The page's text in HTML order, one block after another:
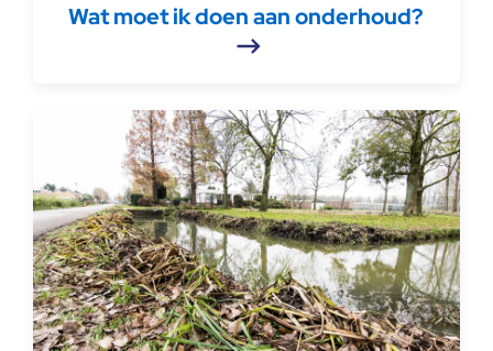
Wat moet ik doen aan onderhoud?